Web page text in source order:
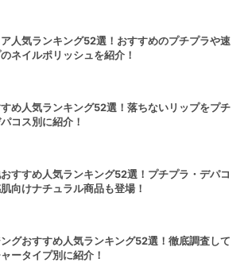
人気ランキング52選！おすすめのプチプラや速
ネイルポリッシュを紹介！
め人気ランキング52選！落ちないリップをプチ
コス別に紹介！
すすめ人気ランキング52選！プチプラ・デパコ
向けナチュラル商品も登場！
グおすすめ人気ランキング52選！徹底調査して
ータイプ別に紹介！